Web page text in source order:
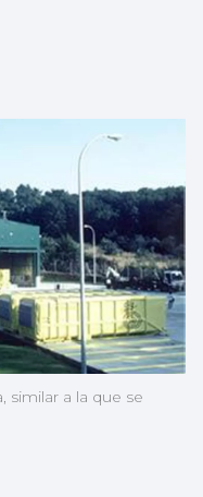
similar a la que se